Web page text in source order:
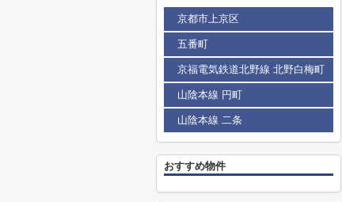
京都市上京区
五番町
京福電気鉄道北野線 北野白梅町
山陰本線 円町
山陰本線 二条
おすすめ物件